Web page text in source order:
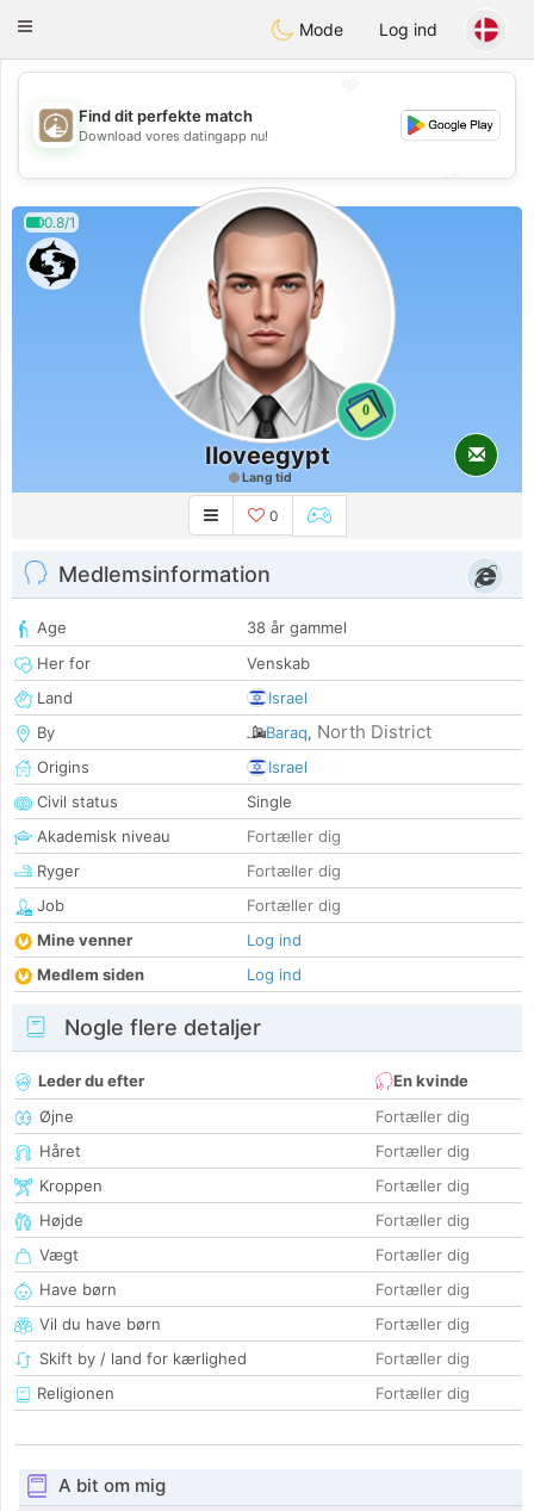
ahebik
Toggle
Mode Log ind
💖
💕
💕
Find dit perfekte match
Download vores datingapp nu!
0.8/1
0
Iloveegypt
Lang tid
0
Medlemsinformation
Age
38 år gammel
Her for
Venskab
Land
Israel
By
Baraq, North District
Origins
Israel
Civil status
Single
Akademisk niveau
Fortæller dig
Ryger
Fortæller dig
Job
Fortæller dig
Mine venner
Log ind
Medlem siden
Log ind
Nogle flere detaljer
Leder du efter
En kvinde
Øjne
Fortæller dig
Håret
Fortæller dig
Kroppen
Fortæller dig
Højde
Fortæller dig
Vægt
Fortæller dig
Have børn
Fortæller dig
Vil du have børn
Fortæller dig
Skift by / land for kærlighed
Fortæller dig
Religionen
Fortæller dig
A bit om mig